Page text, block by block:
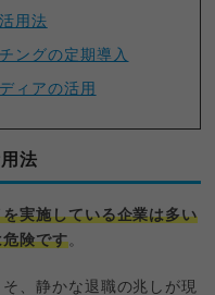
用法
ングの定期導入
ィアの活用
法
実施している企業は多い
険です。
、静かな退職の兆しが現